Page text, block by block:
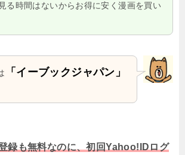
る時間はないからお得に安く漫画を買い
「イーブックジャパン」
録も無料なのに、初回Yahoo!IDログ